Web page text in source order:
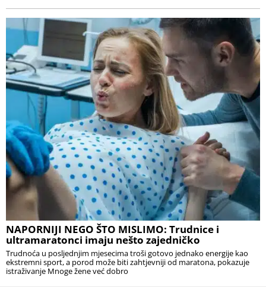
NAPORNIJI NEGO ŠTO MISLIMO: Trudnice i
ultramaratonci imaju nešto zajedničko
Trudnoća u posljednjim mjesecima troši gotovo jednako energije kao
ekstremni sport, a porod može biti zahtjevniji od maratona, pokazuje
istraživanje Mnoge žene već dobro